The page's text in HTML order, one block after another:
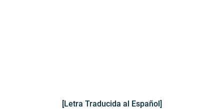
[Letra Traducida al Español]